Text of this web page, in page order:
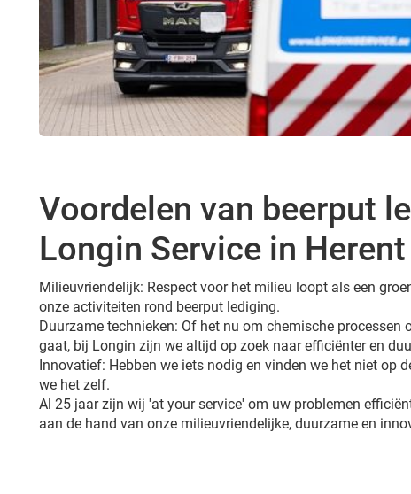
Voordelen van beerput
Longin Service in Herent
Milieuvriendelijk: Respect voor het milieu loopt als een
onze activiteiten rond beerput lediging.
Duurzame technieken: Of het nu om chemische processen
gaat, bij Longin zijn we altijd op zoek naar efficiënter en
Innovatief: Hebben we iets nodig en vinden we het niet op
we het zelf.
Al 25 jaar zijn wij 'at your service' om uw problemen
aan de hand van onze milieuvriendelijke, duurzame en